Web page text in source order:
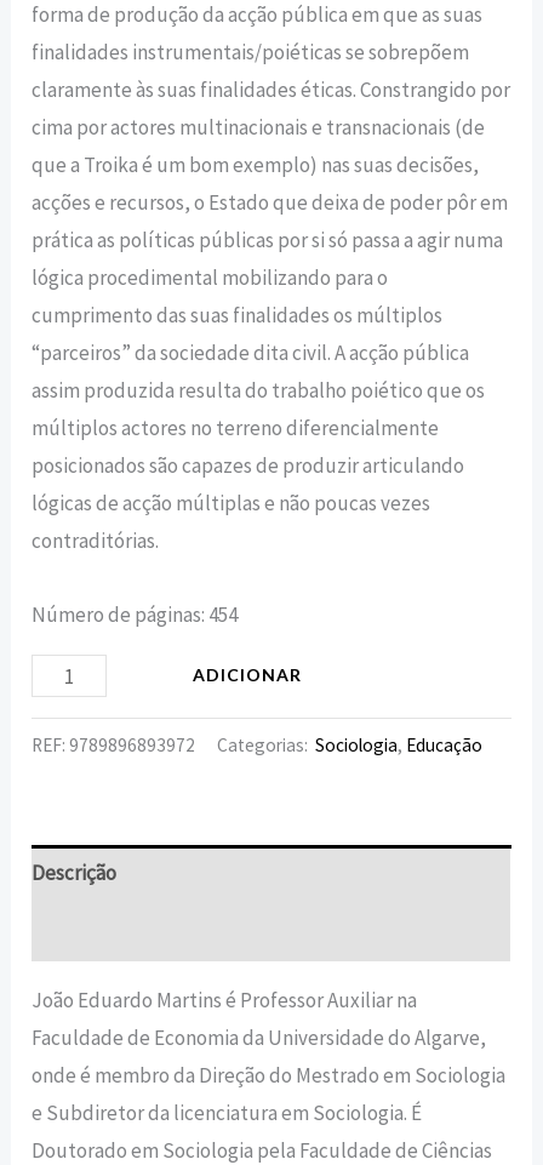
forma de produção da acção pública em que as suas
finalidades instrumentais/poiéticas se sobrepõem
claramente às suas finalidades éticas. Constrangido por
cima por actores multinacionais e transnacionais (de
que a Troika é um bom exemplo) nas suas decisões,
acções e recursos, o Estado que deixa de poder pôr em
prática as políticas públicas por si só passa a agir numa
lógica procedimental mobilizando para o
cumprimento das suas finalidades os múltiplos
“parceiros” da sociedade dita civil. A acção pública
assim produzida resulta do trabalho poiético que os
múltiplos actores no terreno diferencialmente
posicionados são capazes de produzir articulando
lógicas de acção múltiplas e não poucas vezes
contraditórias.
Número de páginas: 454
ADICIONAR
REF:9789896893972 Categorias: Sociologia, Educação
Descrição
João Eduardo Martins é Professor Auxiliar na
Faculdade de Economia da Universidade do Algarve,
onde é membro da Direção do Mestrado em Sociologia
e Subdiretor da licenciatura em Sociologia. É
Doutorado em Sociologia pela Faculdade de Ciências